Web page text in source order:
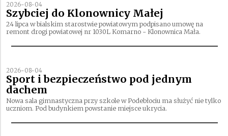
2026-08-04
Szybciej do Klonownicy Małej
24 lipca w bialskim starostwie powiatowym podpisano umowę na
remont drogi powiatowej nr 1030L Komarno - Klonownica Mała.
2026-08-04
Sport i bezpieczeństwo pod jednym
dachem
Nowa sala gimnastyczna przy szkole w Podebłociu ma służyć nie tylko
uczniom. Pod budynkiem powstanie miejsce ukrycia.